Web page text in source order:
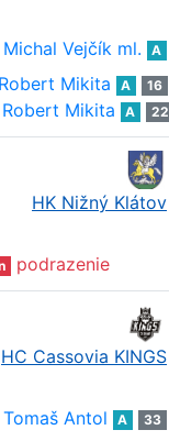
Michal Vejčík ml. A
Robert Mikita A 16
Robert Mikita A 22
HK Nižný Klátov
podrazenie
HC Cassovia KINGS
Tomaš Antol A 33